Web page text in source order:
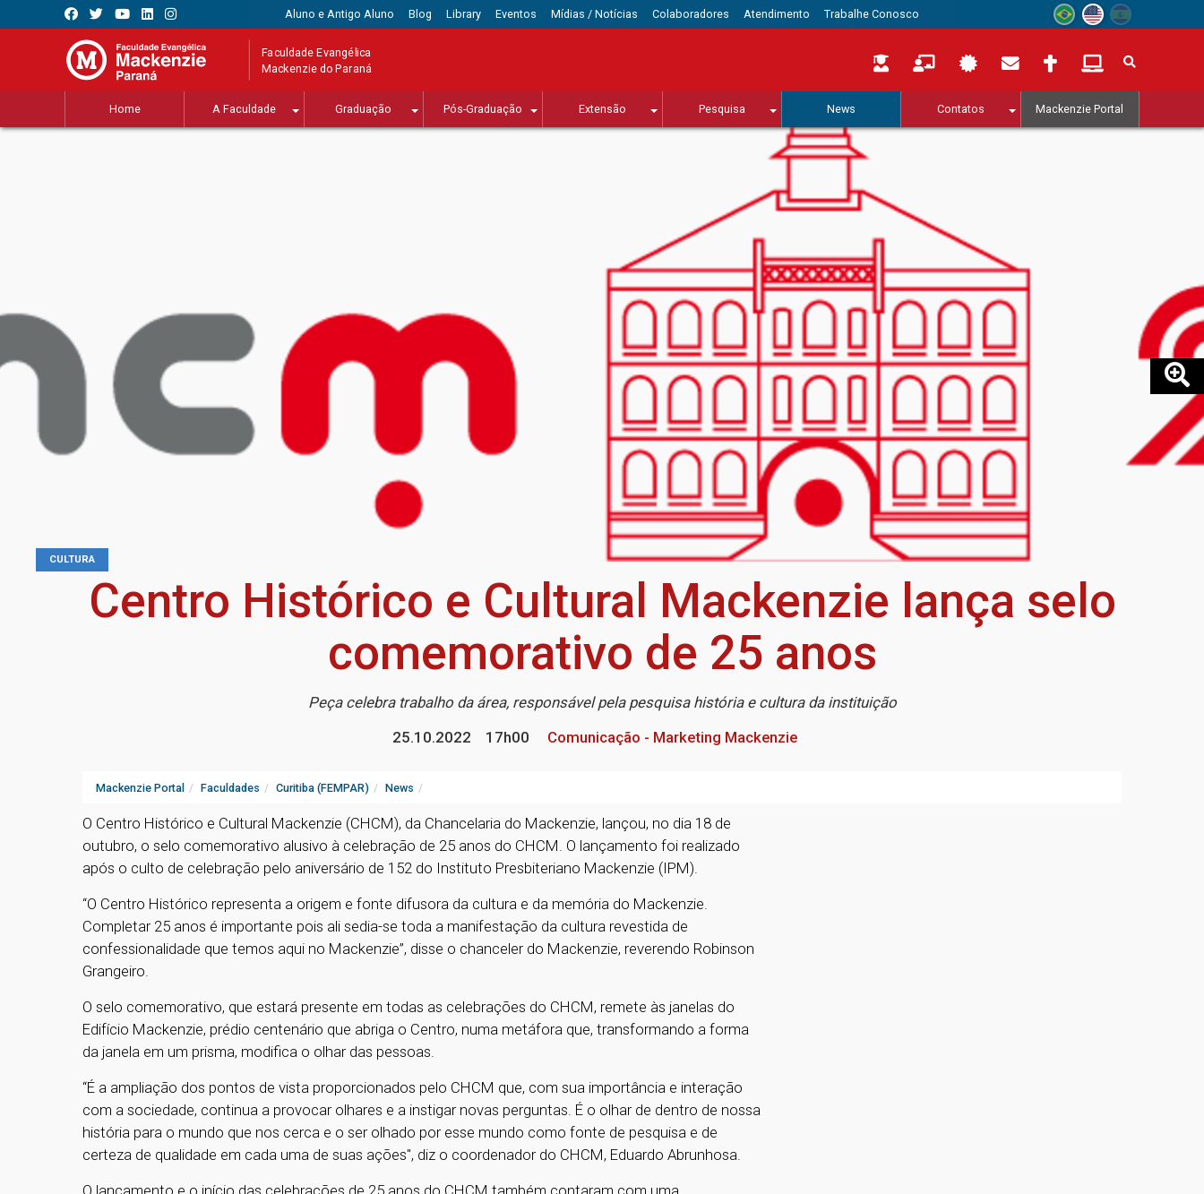
Aluno e Antigo Aluno Blog Library Eventos Mídias / Notícias Colaboradores Atendimento Trabalhe Conosco
Faculdade Evangélica
Mackenzie do Paraná
Home A Faculdade Graduação Pós-Graduação Extensão Pesquisa News Contatos Mackenzie Portal
CULTURA
Centro Histórico e Cultural Mackenzie lança selo
comemorativo de 25 anos
Peça celebra trabalho da área, responsável pela pesquisa história e cultura da instituição
25.10.2022
17h00 Comunicação - Marketing Mackenzie
Mackenzie Portal Faculdades Curitiba (FEMPAR) News
O Centro Histórico e Cultural Mackenzie (CHCM), da Chancelaria do Mackenzie, lançou, no dia 18 de
outubro, o selo comemorativo alusivo à celebração de 25 anos do CHCM. O lançamento foi realizado
após o culto de celebração pelo aniversário de 152 do Instituto Presbiteriano Mackenzie (IPM).
“O Centro Histórico representa a origem e fonte difusora da cultura e da memória do Mackenzie.
Completar 25 anos é importante pois ali sedia-se toda a manifestação da cultura revestida de
confessionalidade que temos aqui no Mackenzie”, disse o chanceler do Mackenzie, reverendo Robinson
Grangeiro.
O selo comemorativo, que estará presente em todas as celebrações do CHCM, remete às janelas do
Edifício Mackenzie, prédio centenário que abriga o Centro, numa metáfora que, transformando a forma
da janela em um prisma, modifica o olhar das pessoas.
“É a ampliação dos pontos de vista proporcionados pelo CHCM que, com sua importância e interação
com a sociedade, continua a provocar olhares e a instigar novas perguntas. É o olhar de dentro de nossa
história para o mundo que nos cerca e o ser olhado por esse mundo como fonte de pesquisa e de
certeza de qualidade em cada uma de suas ações", diz o coordenador do CHCM, Eduardo Abrunhosa.